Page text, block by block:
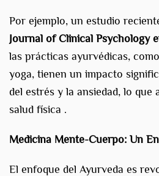
Por ejemplo, un estudio
Journal of Clinical Psychology
las prácticas ayurvédicas,
yoga, tienen un impacto
del estrés y la ansiedad, lo que
salud física .
Medicina Mente-Cuerpo: Un
El enfoque del Ayurveda es